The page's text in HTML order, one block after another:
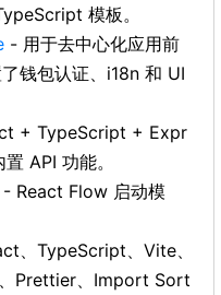
模板。
- 用于去中心化应用前
钱包认证、i18n 和 UI
+ TypeScript + Expr
API 功能。
- React Flow 启动模
、TypeScript、Vite、
Prettier、Import Sort